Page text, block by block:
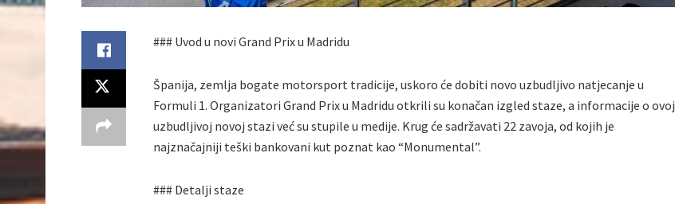
### Uvod u novi Grand Prix u Madridu
Španija, zemlja bogate motorsport tradicije, uskoro će dobiti novo uzbudljivo natjecanje u
Formuli 1. Organizatori Grand Prix u Madridu otkrili su konačan izgled staze, a informacije o ovoj
uzbudljivoj novoj stazi već su stupile u medije. Krug će sadržavati 22 zavoja, od kojih je
najznačajniji teški bankovani kut poznat kao “Monumental”.
### Detalji staze